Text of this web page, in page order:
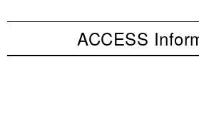
ACCESS